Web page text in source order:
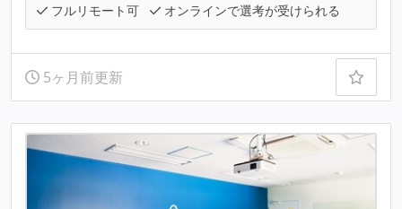
フルリモート可
オンラインで選考が受けられる
5ヶ月前更新